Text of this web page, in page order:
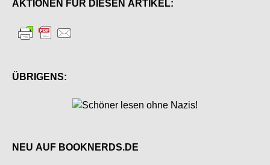
AKTIONEN FÜR DIESEN ARTIKEL:
ÜBRIGENS:
NEU AUF BOOKNERDS.DE